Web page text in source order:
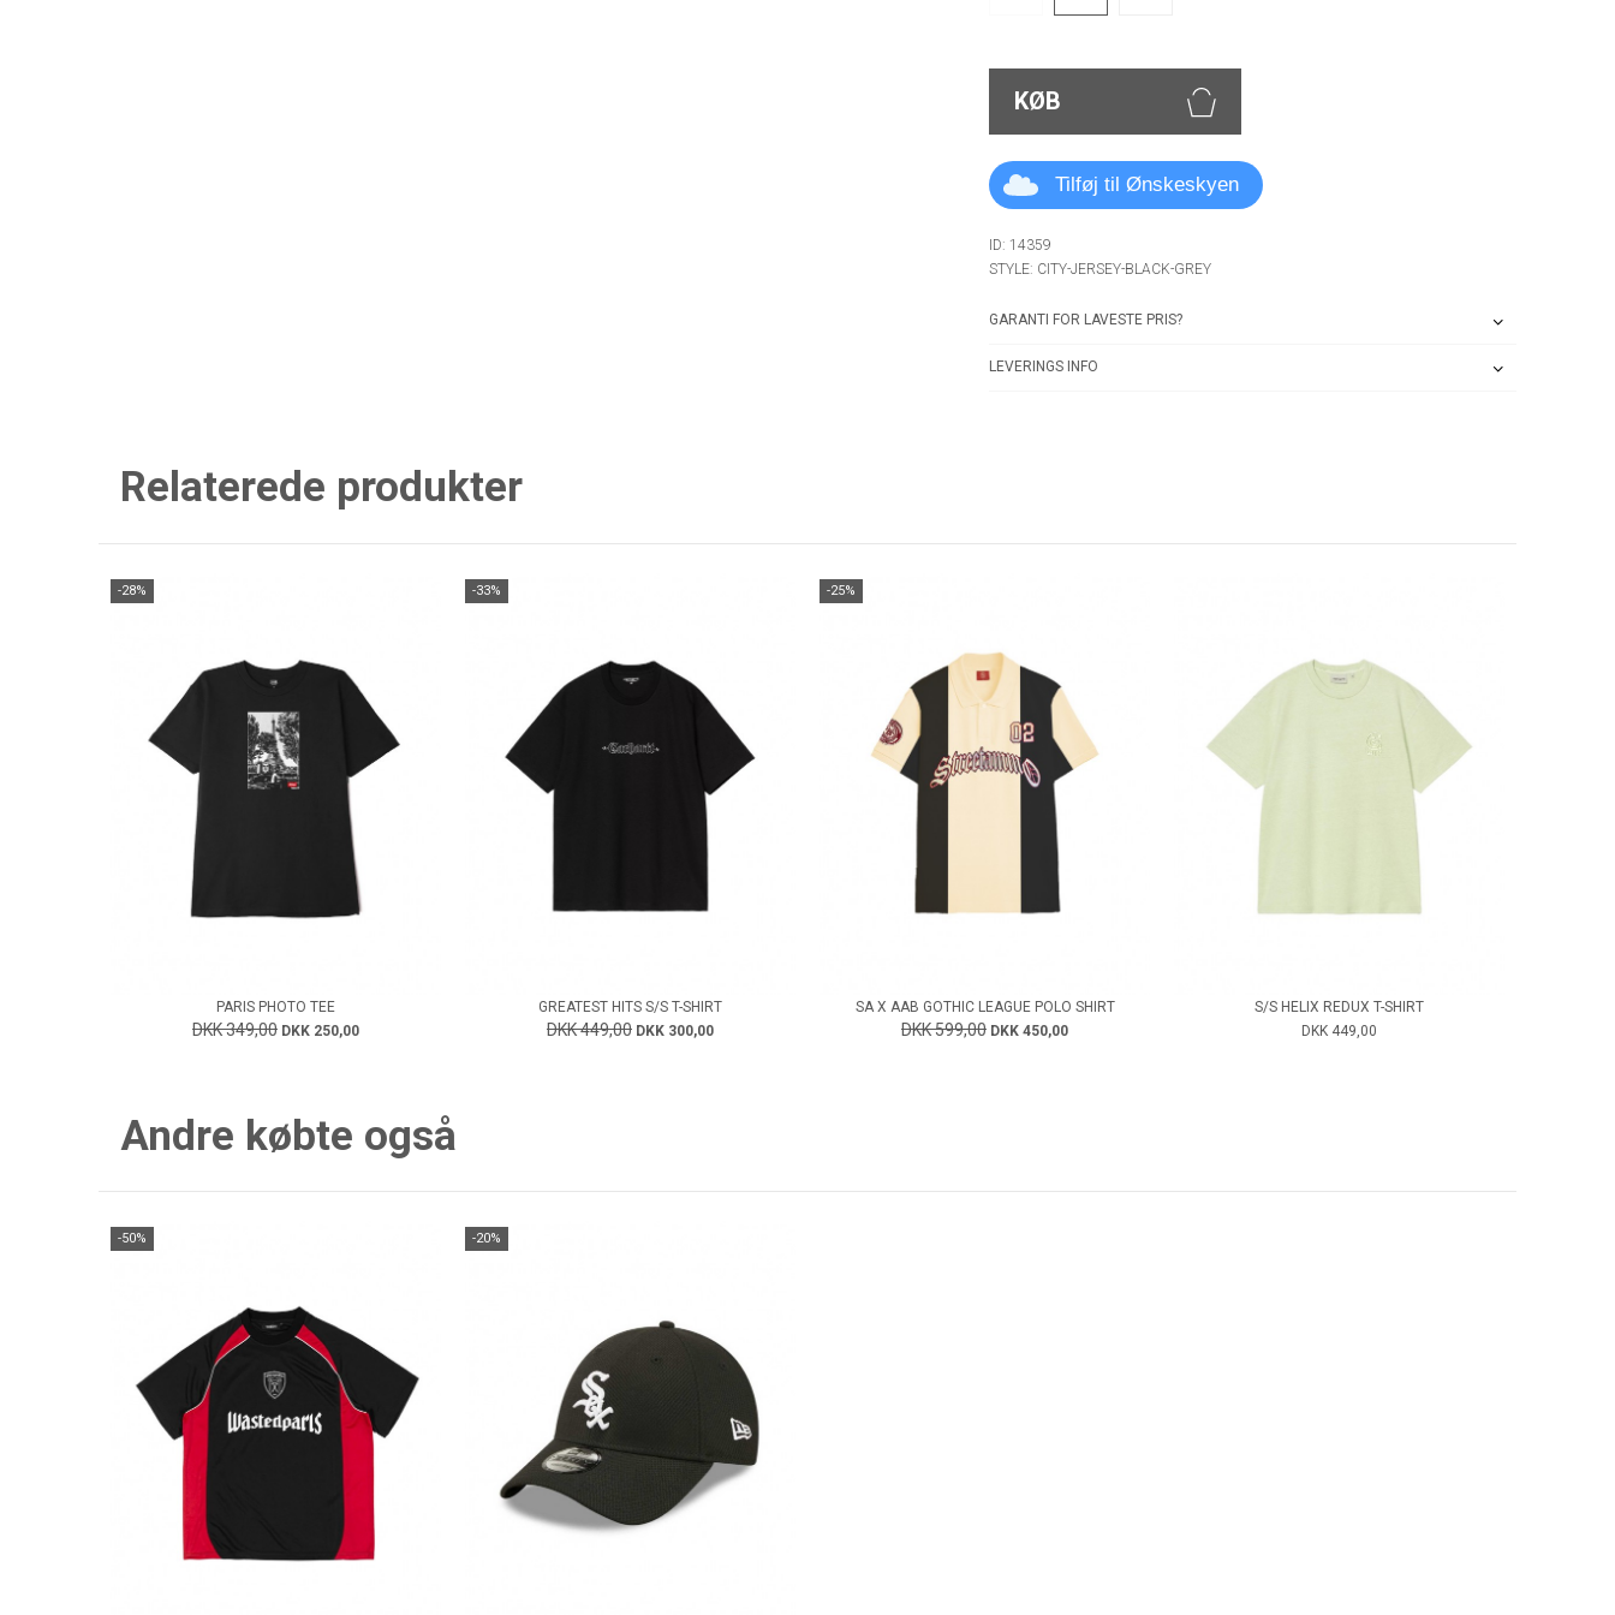
KØB
Tilføj til Ønskeskyen
ID: 14359
STYLE: CITY-JERSEY-BLACK-GREY
GARANTI FOR LAVESTE PRIS?
LEVERINGS INFO
Relaterede produkter
-28%
PARIS PHOTO TEE
DKK 349,00 DKK 250,00
-33%
GREATEST HITS S/S T-SHIRT
DKK 449,00 DKK 300,00
-25%
SA X AAB GOTHIC LEAGUE POLO SHIRT
DKK 599,00 DKK 450,00
S/S HELIX REDUX T-SHIRT
DKK 449,00
Andre købte også
-50% -20%